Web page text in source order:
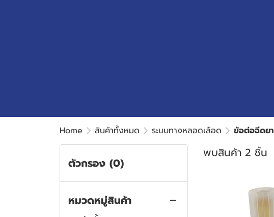
Home สินค้าทั้งหมด ระบบทางหลอดเลือด ข้อต่อฉีดยา
ตัวกรอง (0)
หมวดหมู่สินค้า
พบสินค้า 2 ชิ้น